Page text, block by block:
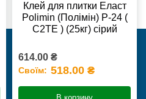
Клей для плитки Еласт
Polimin (Полімін) Р-24 (
С2ТЕ ) (25кг) сірий
614.00 ₴
Своїм: 518.00 ₴